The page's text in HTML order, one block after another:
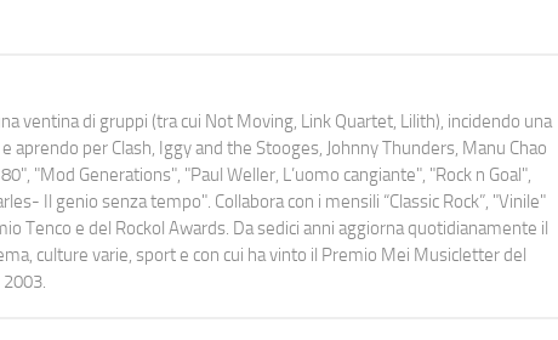
ventina di gruppi (tra cui Not Moving, Link Quartet, Lilith), incidendo una
aprendo per Clash, Iggy and the Stooges, Johnny Thunders, Manu Chao
"Mod Generations", "Paul Weller, L’uomo cangiante", "Rock n Goal",
Il genio senza tempo". Collabora con i mensili “Classic Rock”, "Vinile"
Tenco e del Rockol Awards. Da sedici anni aggiorna quotidianamente il
culture varie, sport e con cui ha vinto il Premio Mei Musicletter del